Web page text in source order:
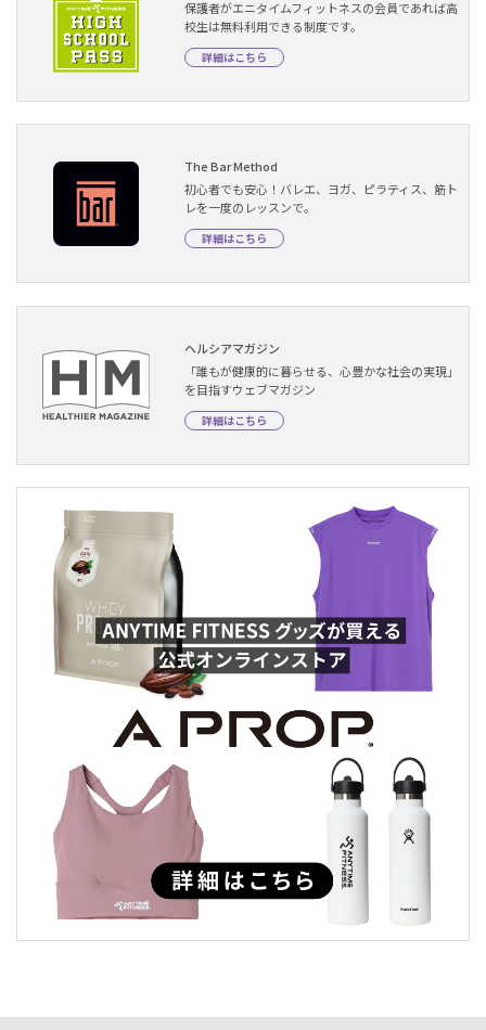
保護者がエニタイムフィットネスの会員であれば高
校生は無料利用できる制度です。
詳細はこちら
The Bar Method
初心者でも安心！バレエ、ヨガ、ピラティス、筋ト
レを一度のレッスンで。
詳細はこちら
ヘルシアマガジン
「誰もが健康的に暮らせる、心豊かな社会の実現」
を目指すウェブマガジン
詳細はこちら